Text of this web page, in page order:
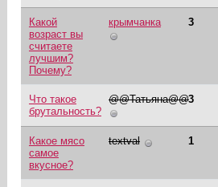
Какой
возраст вы
считаете
лучшим?
Почему?
крымчанка 3
Что такое
брутальность?
@@Татьяна@@3
Какое мясо
самое
вкусное?
textval 1